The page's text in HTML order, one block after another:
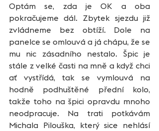
Optám se, zda je OK a oba
pokračujeme dál. Zbytek sjezdu již
zvládneme bez obtíží. Dole na
panelce se omlouvá a já chápu, že se
mu nic zásadního nestalo. Špic je
stále z velké časti na mně a když chci
ať vystřídá, tak se vymlouvá na
hodně podhuštěné přední kolo,
takže toho na špici opravdu mnoho
neodpracuje. Na trati potkávám
Michala Pilouška, který sice nehlásí